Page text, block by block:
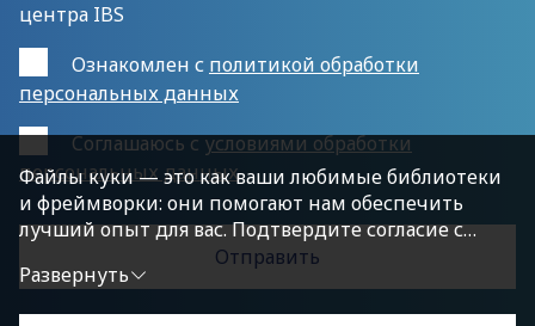
центра IBS
Ознакомлен с политикой обработки
персональных данных
Cоглашаюсь сусловиями обработки
персональных данных
Файлы куки — это как ваши любимые библиотеки
и фреймворки: они помогают нам обеспечить
лучший опыт для вас. Подтвердите согласие с
политикой конфиденциальности, нажав
«Принимаю условия», чтобы продолжить.
Развернуть